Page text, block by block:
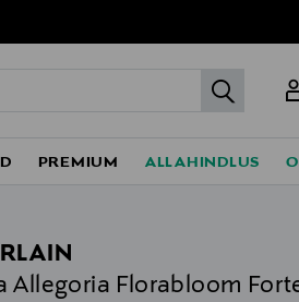
PREMIUM ALLAHINDLUS
Allegoria Florabloom